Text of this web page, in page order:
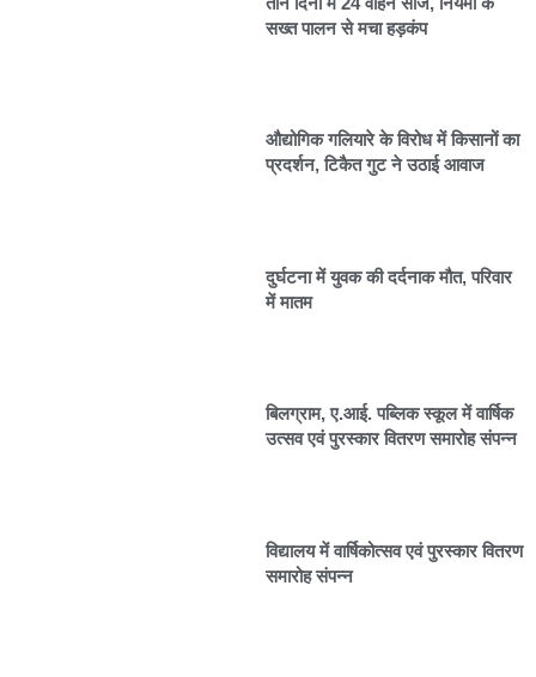
सख्त पालन से मचा हड़कंप
औद्योगिक गलियारे के विरोध में किसानों का
प्रदर्शन, टिकैत गुट ने उठाई आवाज
दुर्घटना में युवक की दर्दनाक मौत, परिवार
में मातम
बिलग्राम, ए.आई. पब्लिक स्कूल में वार्षिक
उत्सव एवं पुरस्कार वितरण समारोह संपन्न
विद्यालय में वार्षिकोत्सव एवं पुरस्कार वितरण
समारोह संपन्न